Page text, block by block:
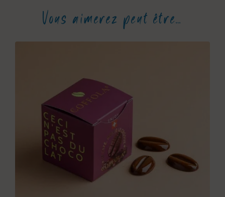
Vous aimerez peut être…